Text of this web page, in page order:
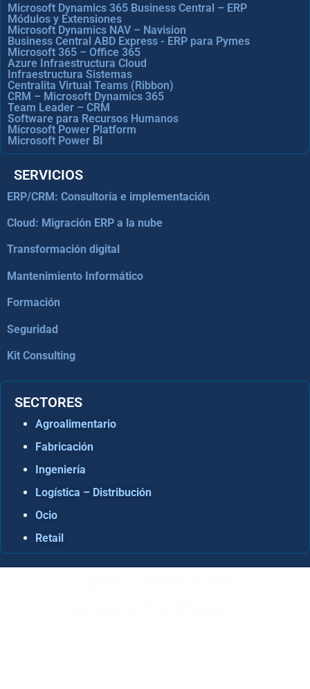
Microsoft Dynamics 365 Business Central – ERP
Módulos y Extensiones
Microsoft Dynamics NAV – Navision
Business Central ABD Express - ERP para Pymes
Microsoft 365 – Office 365
Azure Infraestructura Cloud
Infraestructura Sistemas
Centralita Virtual Teams (Ribbon)
CRM – Microsoft Dynamics 365
Team Leader – CRM
Software para Recursos Humanos
Microsoft Power Platform
Microsoft Power BI
SERVICIOS
ERP/CRM: Consultoría e implementación
Cloud: Migración ERP a la nube
Transformación digital
Mantenimiento Informático
Formación
Seguridad
Kit Consulting
SECTORES
Agroalimentario
Fabricación
Ingeniería
Logística – Distribución
Ocio
Retail